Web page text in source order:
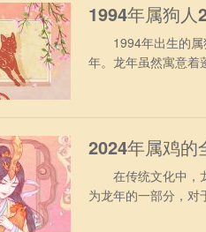
1994年属狗人
1994年出生的属
年。龙年虽然寓意着
2024年属鸡的
在传统文化中，龙
为龙年的一部分，对